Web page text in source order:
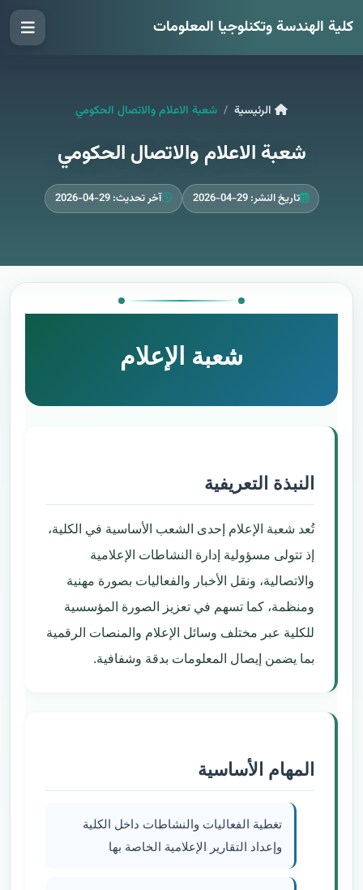
كلية الهندسة وتكنلوجيا المعلومات
الرئيسية شعبة الاعلام والاتصال الحكومي
شعبة الاعلام والاتصال الحكومي
تاريخ النشر: 29-04-2026 آخر تحديث: 29-04-2026
شعبة الإعلام
النبذة التعريفية
تُعد شعبة الإعلام إحدى الشعب الأساسية في الكلية،
إذ تتولى مسؤولية إدارة النشاطات الإعلامية
والاتصالية، ونقل الأخبار والفعاليات بصورة مهنية
ومنظمة، كما تسهم في تعزيز الصورة المؤسسية
للكلية عبر مختلف وسائل الإعلام والمنصات الرقمية
بما يضمن إيصال المعلومات بدقة وشفافية.
المهام الأساسية
تغطية الفعاليات والنشاطات داخل الكلية
وإعداد التقارير الإعلامية الخاصة بها